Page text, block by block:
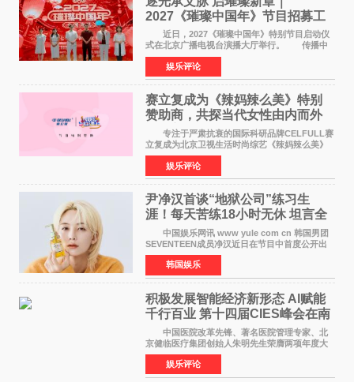
2027《璀璨中国年》节目招募工
作圆满启动
近日，2027《璀璨中国年》特别节目启动仪
式在北京广播电视台演播大厅举行。 传播中
华优秀传统文化，弘扬纯正国风艺术，打造高规
格、高质感、正能量的文艺盛典，是璀璨中国年
矢志不渝的初心
娱乐评论
赛立复成为《辣妈辣么美》特别
赞助商，共探当代女性由内而外
活力美
专注于严肃抗衰的国际科研品牌CELFULL赛
立复成为北京卫视生活时尚综艺《辣妈辣么美》
的特别赞助商,明星辣妈袁咏仪倾情参与，向广大
都市女性传递健康生活新主张，寄语当代女性在
家庭与自我之间
娱乐评论
尹净汉首谈“地狱公司”练习生
涯！每天苦练18小时无休 坦言全
靠成员撑过来
中国娱乐网讯 www yule com cn 韩国男团
SEVENTEEN成员净汉近日在节目中首度公开出
道前的残酷练习生经历，并提及经纪公司Pledis
娱乐，引发广泛关注。 在8月2日播出的日本
TBS综艺节目《周
韩国娱乐
积极发展智能经济新形态 Al赋能
千行百业 第十四届CIES峰会在南
京盛大召开
中国医院改革先锋、著名医院管理专家、北
京健临医疗集团创始人朱明先生荣膺两项年度大
奖 2026年7月31日，盛夏金陵，长江之畔，
以重落地·真务实·强链接为主题的2026&lsquo;人
工智能+&rsquo
娱乐评论